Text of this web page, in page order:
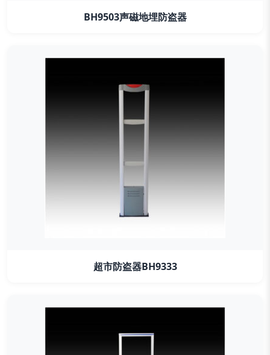
BH9503声磁地埋防盗器
超市防盗器BH9333